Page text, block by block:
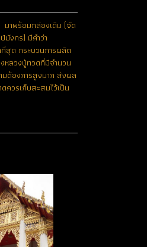
มาพร้อมกล่องเดิม (จัด
งกร) มีคำว่า
สุด กระบวนการผลิต
หลวงปู่ทวดที่มีจำนวน
ต้องการสูงมาก ส่งผล
ควรเก็บสะสมไว้เป็น